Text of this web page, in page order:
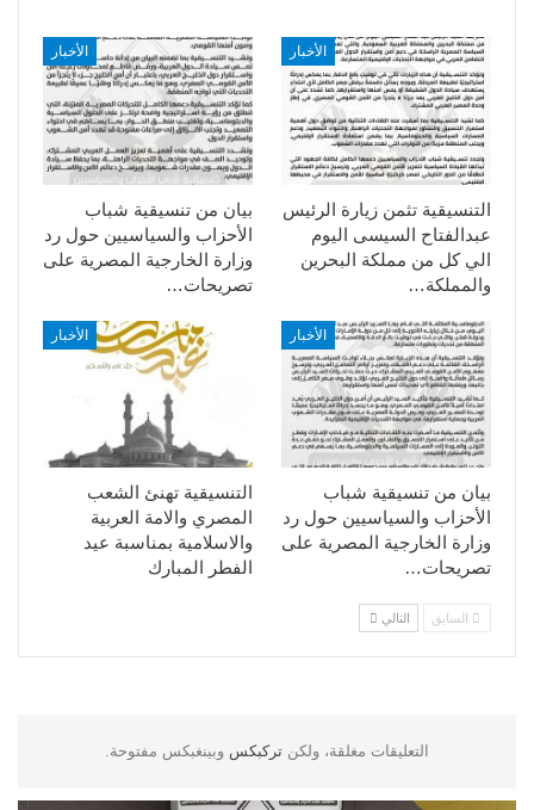
الأخبار
بيان من تنسيقية شباب
الأحزاب والسياسيين حول رد
وزارة الخارجية المصرية على
تصريحات…
الأخبار
التنسيقية تثمن زيارة الرئيس
عبدالفتاح السيسى اليوم
الي كل من مملكة البحرين
والمملكة…
الأخبار
التنسيقية تهنئ الشعب
المصري والامة العربية
والاسلامية بمناسبة عيد
الفطر المبارك
الأخبار
بيان من تنسيقية شباب
الأحزاب والسياسيين حول رد
وزارة الخارجية المصرية على
تصريحات…
السابق التالي
التعليقات مغلقة، ولكن تركبكس وبينغبكس مفتوحة.